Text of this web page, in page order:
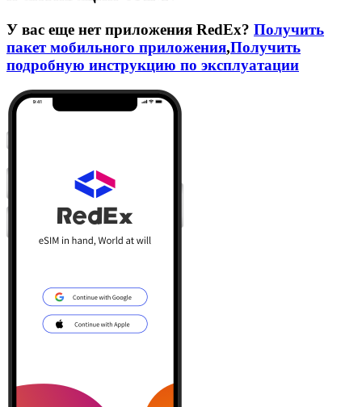
У вас еще нет приложения RedEx? Получить
пакет мобильного приложения,Получить
подробную инструкцию по эксплуатации